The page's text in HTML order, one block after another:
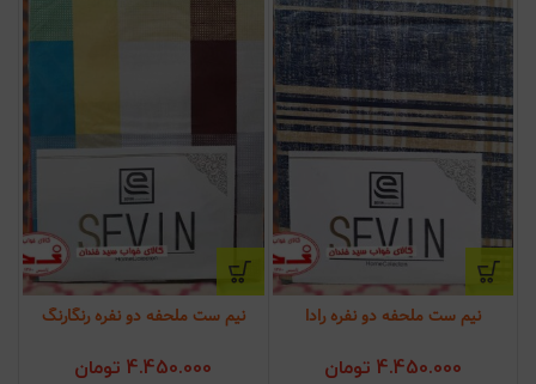
نیم ست ملحفه دو نفره رادا
4.450.000 تومان
نیم ست ملحفه دو نفره رنگارنگ
4.450.000 تومان